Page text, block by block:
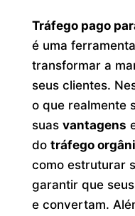
Tráfego pago
é uma
transformar a
seus clientes.
o que realmente
suas vantagens
do tráfego
como estruturar
garantir que
e convertam.